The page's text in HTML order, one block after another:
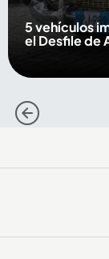
5 vehículos
el Desfile de